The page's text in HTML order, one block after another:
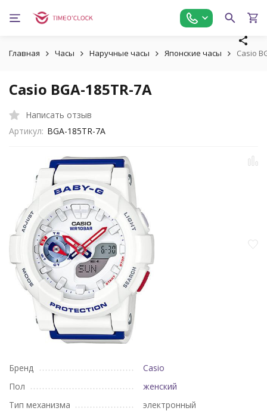
Главная Часы Наручные часы Японские часы Casio
Casio BGA-185TR-7A
Написать отзыв
Артикул: BGA-185TR-7A
Бренд
Casio
Пол
женский
Тип механизма
электронный